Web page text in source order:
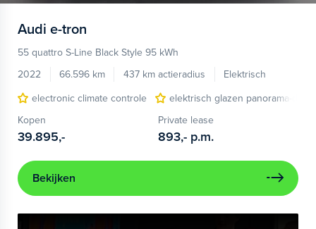
Audi e-tron
55 quattro S-Line Black Style 95 kWh
2022
66.596 km 437 km actieradius
Elektrisch
electronic climate controle
elektrisch glazen panorama-dak
Kopen
39.895,-
Private lease
893,- p.m.
Bekijken